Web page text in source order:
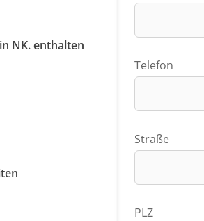
NK. enthalten
Telefon
Straße
PLZ